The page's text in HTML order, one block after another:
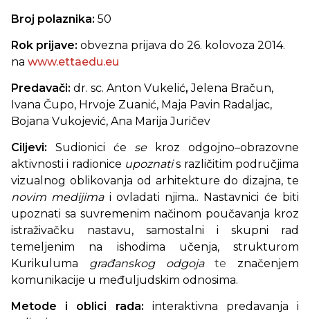
Broj polaznika: 50
Rok prijave: obvezna prijava do 26. kolovoza 2014.
na www.ettaedu.eu
Predavači: dr. sc. Anton Vukelić,Jelena Bračun,
Ivana Čupo, Hrvoje Zuanić, Maja Pavin Radaljac,
Bojana Vukojević, Ana Marija Juričev
Ciljevi: Sudionici će se krozodgojno–obrazovne
aktivnosti i radionice upoznatis različitim područjima
vizualnog oblikovanja od arhitekture do dizajna, te
novim medijimai ovladati njima.. Nastavnici će biti
upoznati sa suvremenim načinom poučavanja kroz
istraživačku nastavu, samostalni i skupni rad
temeljenim na ishodima učenja, strukturom
Kurikuluma građanskog odgoja te značenjem
komunikacije u međuljudskim odnosima.
Metode i oblici rada: interaktivna predavanja i